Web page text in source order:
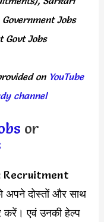
Government Jobs
Govt Jobs
onYouTube
channel
or
Recruitment
अपने दोस्तों और साथ
करें। एवं उनकी हेल्प